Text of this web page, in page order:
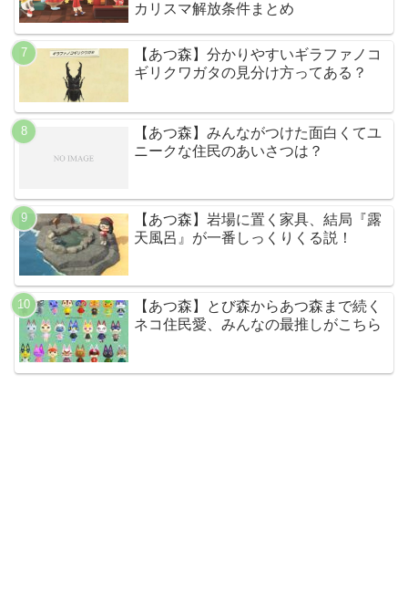
カリスマ解放条件まとめ
【あつ森】分かりやすいギラファノコ
ギリクワガタの見分け方ってある？
【あつ森】みんながつけた面白くてユ
ニークな住民のあいさつは？
【あつ森】岩場に置く家具、結局『露
天風呂』が一番しっくりくる説！
【あつ森】とび森からあつ森まで続く
ネコ住民愛、みんなの最推しがこちら